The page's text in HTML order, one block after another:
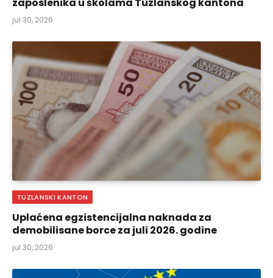
jul 30, 2026
TUZLANSKI KANTON
Uplaćena egzistencijalna naknada za
demobilisane borce za juli 2026. godine
jul 30, 2026